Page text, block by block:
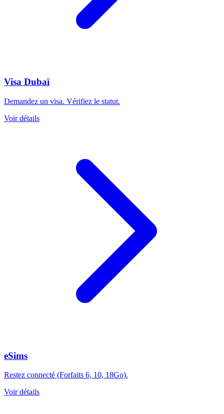
Visa Dubaï
Demandez un visa. Vérifiez le statut.
Voir détails
eSims
Restez connecté (Forfaits 6, 10, 18Go).
Voir détails